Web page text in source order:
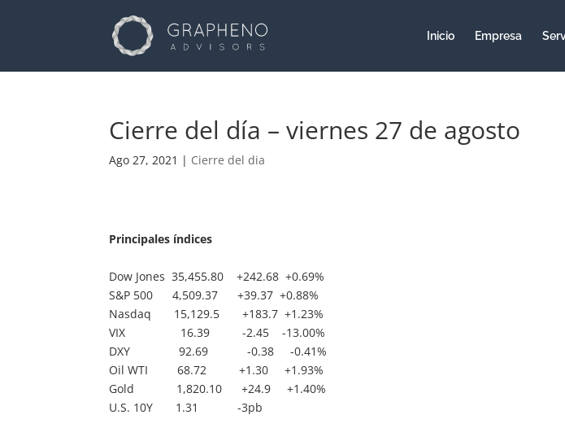
Inicio Empresa
Cierre del día – viernes 27 de
Ago 27, 2021 | Cierre del dia
Principales índices
Dow Jones 35,455.80 +242.68 +0.69%
S&P 500 4,509.37 +39.37 +0.88%
Nasdaq 15,129.5 +183.7 +1.23%
VIX 16.39 -2.45 -13.00%
DXY 92.69 -0.38 -0.41%
Oil WTI 68.72 +1.30 +1.93%
Gold 1,820.10 +24.9 +1.40%
U.S. 10Y 1.31 -3pb